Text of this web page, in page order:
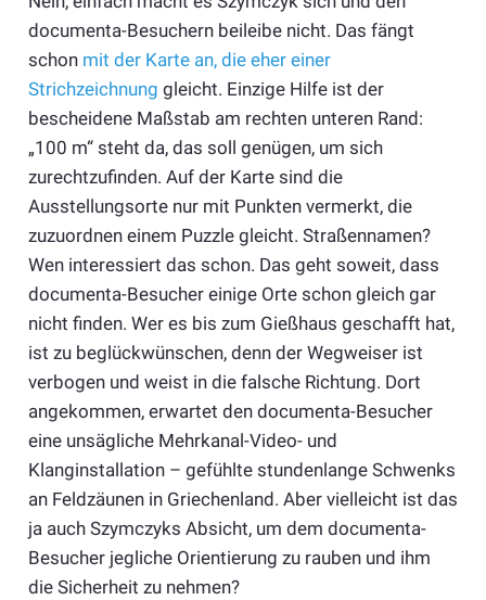
documenta-Besuchern beileibe nicht. Das fängt
schon mit der Karte an, die eher einer
Strichzeichnung gleicht. Einzige Hilfe ist der
bescheidene Maßstab am rechten unteren Rand:
„100 m“ steht da, das soll genügen, um sich
zurechtzufinden. Auf der Karte sind die
Ausstellungsorte nur mit Punkten vermerkt, die
zuzuordnen einem Puzzle gleicht. Straßennamen?
Wen interessiert das schon. Das geht soweit, dass
documenta-Besucher einige Orte schon gleich gar
nicht finden. Wer es bis zum Gießhaus geschafft hat,
ist zu beglückwünschen, denn der Wegweiser ist
verbogen und weist in die falsche Richtung. Dort
angekommen, erwartet den documenta-Besucher
eine unsägliche Mehrkanal-Video- und
Klanginstallation – gefühlte stundenlange Schwenks
an Feldzäunen in Griechenland. Aber vielleicht ist das
ja auch Szymczyks Absicht, um dem documenta-
Besucher jegliche Orientierung zu rauben und ihm
die Sicherheit zu nehmen?